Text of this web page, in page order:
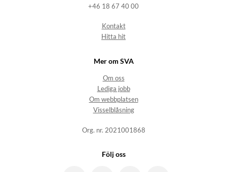
+46 18 67 40 00
Kontakt
Hitta hit
Mer om SVA
Om oss
Lediga jobb
Om webbplatsen
Visselblåsning
Org. nr. 2021001868
Följ oss